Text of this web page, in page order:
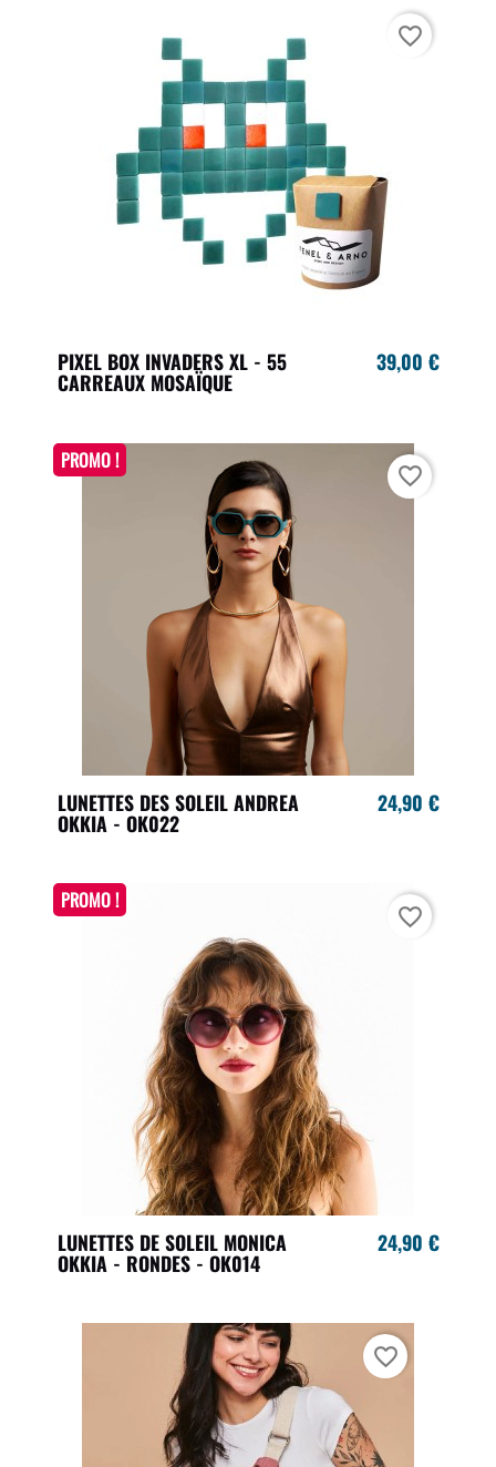
PIXEL BOX INVADERS XL - 55
CARREAUX MOSAÏQUE
39,00 €
favorite_border
LUNETTES DES SOLEIL ANDREA
OKKIA - OK022
24,90 €
PROMO !
favorite_border
LUNETTES DE SOLEIL MONICA
OKKIA - RONDES - OK014
24,90 €
PROMO !
favorite_border
favorite_border